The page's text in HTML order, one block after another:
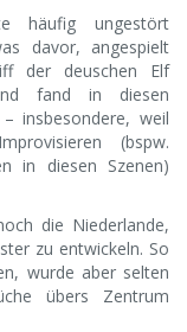
häufig ungestört
davor, angespielt
der deuschen Elf
fand in diesen
insbesondere, weil
(bspw.
in diesen Szenen)
die Niederlande,
zu entwickeln. So
wurde aber selten
übers Zentrum